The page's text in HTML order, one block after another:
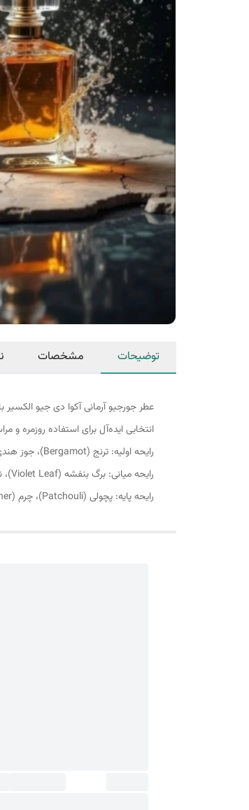
توضیحات مشخصات
عطر جورجیو آرمانی آکوا دی جیو
انتخابی ایده‌آل برای استفاده روزمره
رایحه اولیه: ترنج (Bergamot)، جوز هندی (Nutmeg)
رایحه میانی: برگ بنفشه (Violet Leaf)، نت‌های آبی (Water Notes)
رایحه پایه: پچولی (Patchouli)، چرم (Leather)، وتیور (Vetiver)